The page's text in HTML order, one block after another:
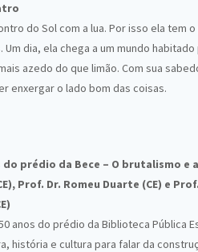
do Sol com a lua. Por isso ela tem
dia, ela chega a um mundo
azedo do que limão. Com sua
enxergar o lado bom das coisas.
do prédio da Bece – O brutalismo
Prof. Dr. Romeu Duarte (CE) e
anos do prédio da Biblioteca Pública
história e cultura para falar da